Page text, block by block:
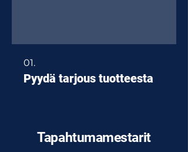
01.
Pyydä tarjous tuotteesta
Tapahtumamestarit